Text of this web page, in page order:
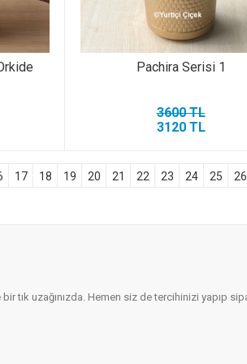
Pachira Serisi 1
3600 TL
3120 TL
17 18 19 20 21 22 23 24 25
26
tık uzağınızda. Hemen siz de tercihinizi yapıp